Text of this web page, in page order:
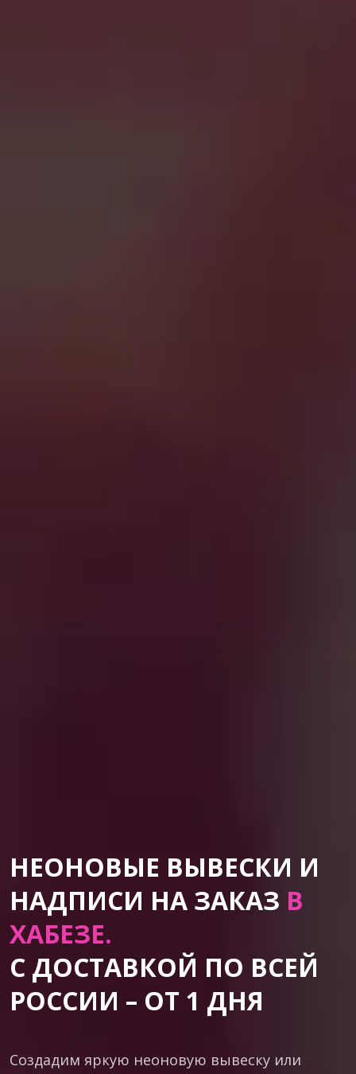
НЕОНОВЫЕ ВЫВЕСКИ И
НАДПИСИ НА ЗАКАЗ В
ХАБЕЗЕ.
С ДОСТАВКОЙ ПО ВСЕЙ
РОССИИ – ОТ 1 ДНЯ
Создадим яркую неоновую вывеску или